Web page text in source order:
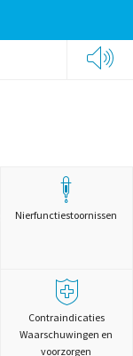
Nierfunctiestoornissen
Contraindicaties
Waarschuwingen en
voorzorgen